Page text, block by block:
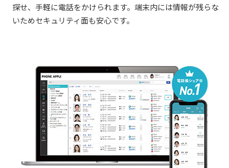
探せ、手軽に電話をかけられます。端末内には情報が残らな
いためセキュリティ面も安心です。